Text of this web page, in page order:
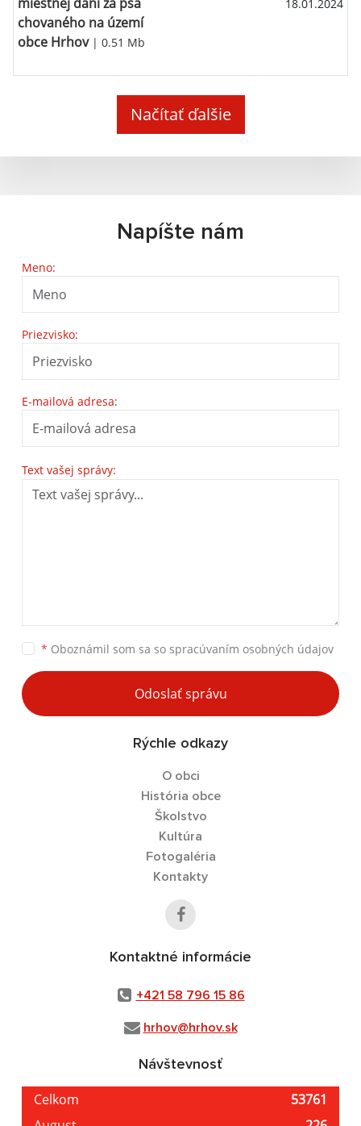
chovaného na území
obce Hrhov| 0.51 Mb
18.01.2024
Načítať ďalšie
Napíšte nám
Meno:
Priezvisko:
E-mailová adresa:
Text vašej správy:
* Oboznámil som sa so spracúvaním osobných údajov
Odoslať správu
Rýchle odkazy
O obci
História obce
Školstvo
Kultúra
Fotogaléria
Kontakty
Kontaktné informácie
+421 58 796 15 86
hrhov@hrhov.sk
Návštevnosť